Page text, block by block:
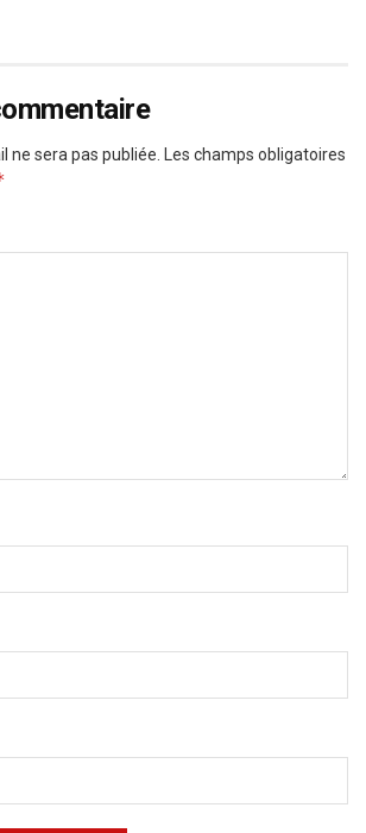
ne sera pas publiée. Les champs obligatoires